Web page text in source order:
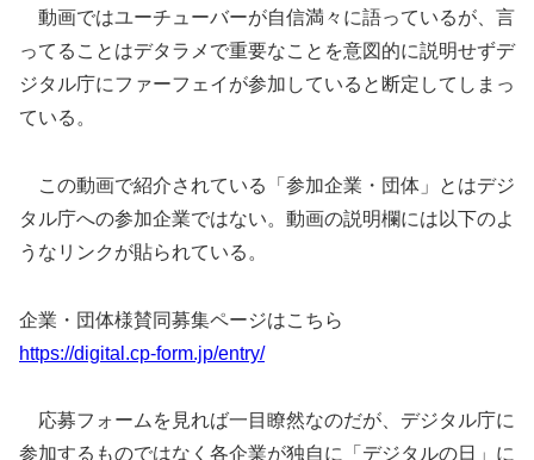
動画ではユーチューバーが自信満々に語っているが、言
ってることはデタラメで重要なことを意図的に説明せずデ
ジタル庁にファーフェイが参加していると断定してしまっ
ている。
この動画で紹介されている「参加企業・団体」とはデジ
タル庁への参加企業ではない。動画の説明欄には以下のよ
うなリンクが貼られている。
企業・団体様賛同募集ページはこちら
https://digital.cp-form.jp/entry/
応募フォームを見れば一目瞭然なのだが、デジタル庁に
参加するものではなく各企業が独自に「デジタルの日」に